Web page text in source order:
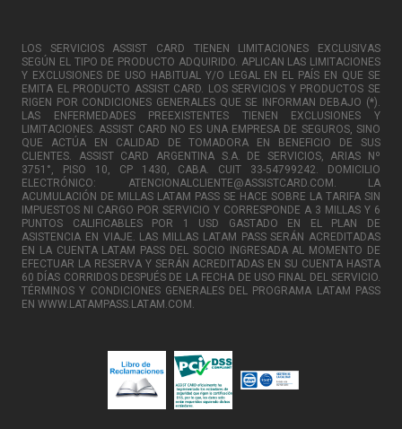
LOS SERVICIOS ASSIST CARD TIENEN LIMITACIONES EXCLUSIVAS
SEGÚN EL TIPO DE PRODUCTO ADQUIRIDO. APLICAN LAS LIMITACIONES
Y EXCLUSIONES DE USO HABITUAL Y/O LEGAL EN EL PAÍS EN QUE SE
EMITA EL PRODUCTO ASSIST CARD. LOS SERVICIOS Y PRODUCTOS SE
RIGEN POR CONDICIONES GENERALES QUE SE INFORMAN DEBAJO (*).
LAS ENFERMEDADES PREEXISTENTES TIENEN EXCLUSIONES Y
LIMITACIONES. ASSIST CARD NO ES UNA EMPRESA DE SEGUROS, SINO
QUE ACTÚA EN CALIDAD DE TOMADORA EN BENEFICIO DE SUS
CLIENTES. ASSIST CARD ARGENTINA S.A. DE SERVICIOS, ARIAS Nº
3751°, PISO 10, CP 1430, CABA. CUIT 33-54799242. DOMICILIO
ELECTRÓNICO: ATENCIONALCLIENTE@ASSISTCARD.COM. LA
ACUMULACIÓN DE MILLAS LATAM PASS SE HACE SOBRE LA TARIFA SIN
IMPUESTOS NI CARGO POR SERVICIO Y CORRESPONDE A 3 MILLAS Y 6
PUNTOS CALIFICABLES POR 1 USD GASTADO EN EL PLAN DE
ASISTENCIA EN VIAJE. LAS MILLAS LATAM PASS SERÁN ACREDITADAS
EN LA CUENTA LATAM PASS DEL SOCIO INGRESADA AL MOMENTO DE
EFECTUAR LA RESERVA Y SERÁN ACREDITADAS EN SU CUENTA HASTA
60 DÍAS CORRIDOS DESPUÉS DE LA FECHA DE USO FINAL DEL SERVICIO.
TÉRMINOS Y CONDICIONES GENERALES DEL PROGRAMA LATAM PASS
EN WWW.LATAMPASS.LATAM.COM.